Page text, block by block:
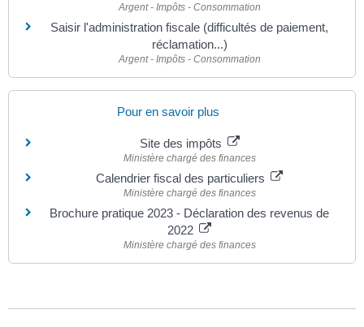
Argent - Impôts - Consommation
Saisir l'administration fiscale (difficultés de paiement,
réclamation...)
Argent - Impôts - Consommation
Pour en savoir plus
Site des impôts
Ministère chargé des finances
Calendrier fiscal des particuliers
Ministère chargé des finances
Brochure pratique 2023 - Déclaration des revenus de
2022
Ministère chargé des finances